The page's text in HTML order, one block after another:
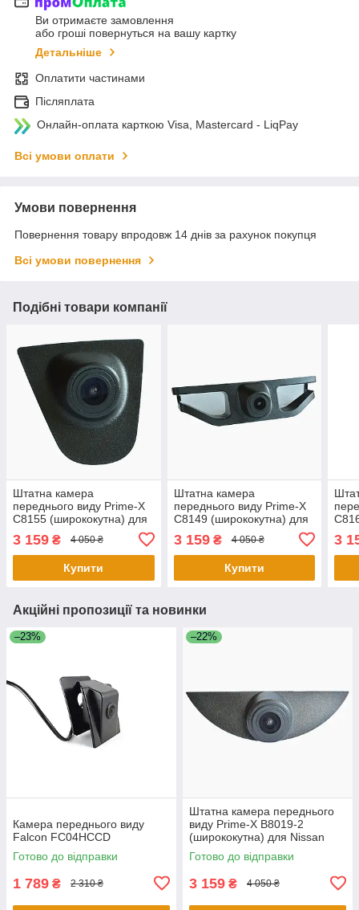
Ви отримаєте замовлення
або гроші повернуться на вашу картку
Детальніше
Оплатити частинами
Післяплата
Онлайн-оплата карткою Visa, Mastercard - LiqPay
Всі умови оплати
Умови повернення
Повернення товару впродовж 14 днів за рахунок покупця
Всі умови повернення
Подібні товари компанії
Штатна камера
переднього виду Prime-X
C8155 (ширококутна) для
3 159 ₴ 4 050 ₴
Купити
Штатна камера
переднього виду Prime-X
C8149 (ширококутна) для
Subaru Forester SJ 2013 -
2018
3 159₴ 4 050 ₴
Купити
3
Акційні пропозиції та новинки
–23%
Камера переднього виду
Falcon FC04HCCD
Готово до відправки
1 789 ₴ 2 310 ₴
–22%
Штатна камера переднього
виду Prime-X B8019-2
(ширококутна) для Nissan
Qashqai/Volvo S60, XC60
Готово до відправки
3 159 ₴ 4 050 ₴